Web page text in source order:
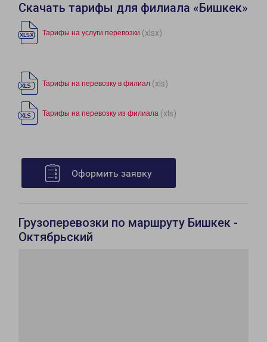
Скачать тарифы для филиала «Бишкек»
Тарифы на услуги перевозки (xlsx)
Тарифы на перевозку в филиал (xls)
Тарифы на перевозку из филиала (xls)
Оформить заявку
Грузоперевозки по маршруту Бишкек -
Октябрьский